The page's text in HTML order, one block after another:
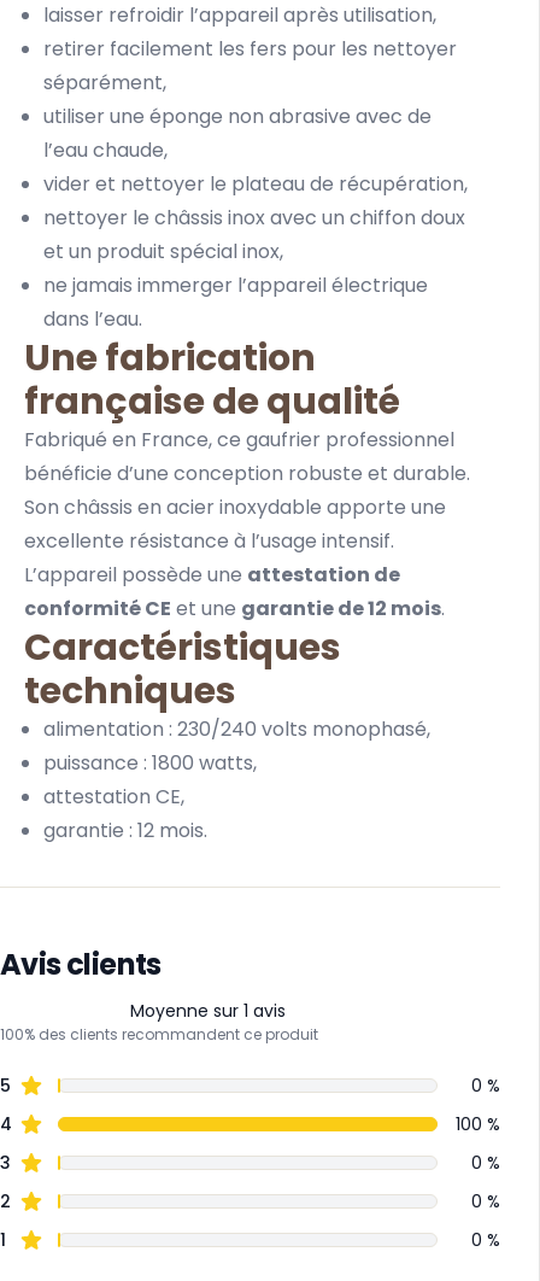
laisser refroidir l’appareil après utilisation,
retirer facilement les fers pour les nettoyer
séparément,
utiliser une éponge non abrasive avec de
l’eau chaude,
vider et nettoyer le plateau de récupération,
nettoyer le châssis inox avec un chiffon doux
et un produit spécial inox,
ne jamais immerger l’appareil électrique
dans l’eau.
Une fabrication
française de qualité
Fabriqué en France, ce gaufrier professionnel
bénéficie d’une conception robuste et durable.
Son châssis en acier inoxydable apporte une
excellente résistance à l’usage intensif.
L’appareil possède une attestation de
conformité CE et une garantie de 12 mois.
Caractéristiques
techniques
alimentation : 230/240 volts monophasé,
puissance : 1800 watts,
attestation CE,
garantie : 12 mois.
Avis clients
Moyenne sur 1 avis
100% des clients recommandent ce produit
5
0 %
4
100 %
3
0 %
2
0 %
1
0 %